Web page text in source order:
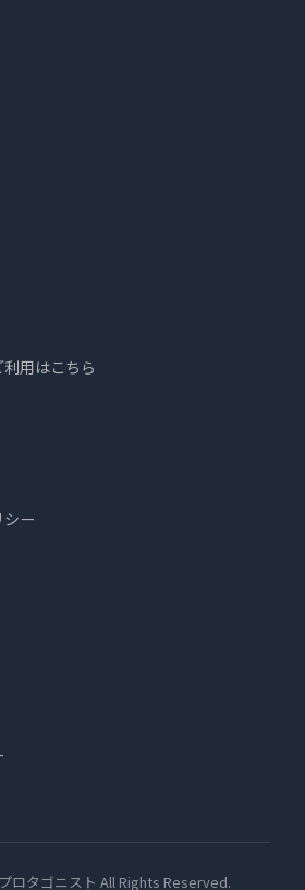
用はこちら
ー
ロタゴニスト All Rights Reserved.